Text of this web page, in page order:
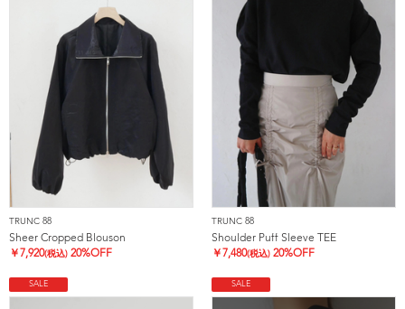
TRUNC 88
Sheer Cropped Blouson
￥ 7,920(税込) 20%OFF
TRUNC 88
Shoulder Puff Sleeve TEE
￥ 7,480(税込) 20%OFF
SALE SALE